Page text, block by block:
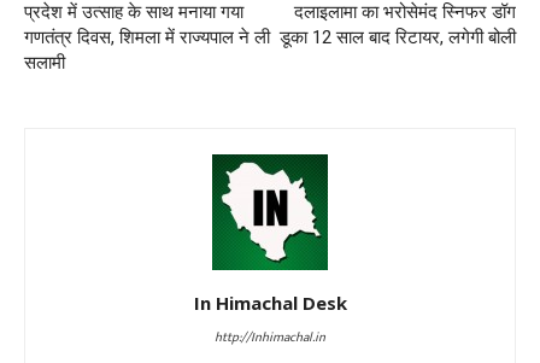
प्रदेश में उत्साह के साथ मनाया गया
गणतंत्र दिवस, शिमला में राज्यपाल ने ली
सलामी
दलाइलामा का भरोसेमंद स्निफर डॉग
डूका 12 साल बाद रिटायर, लगेगी बोली
In Himachal Desk
http://Inhimachal.in